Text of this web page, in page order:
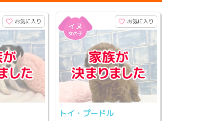
お気に入り お気に入り
トイ・プードル